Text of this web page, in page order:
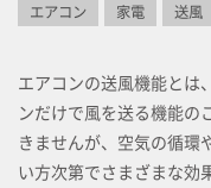
エアコン 家電 送風
エアコンの送風機能とは
ンだけで風を送る機能の
きませんが、空気の循環
い方次第でさまざまな効